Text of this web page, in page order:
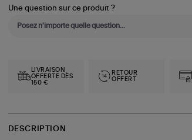
Une question sur ce produit ?
LIVRAISON
OFFERTE DÈS
150 €
RETOUR
OFFERT
DESCRIPTION